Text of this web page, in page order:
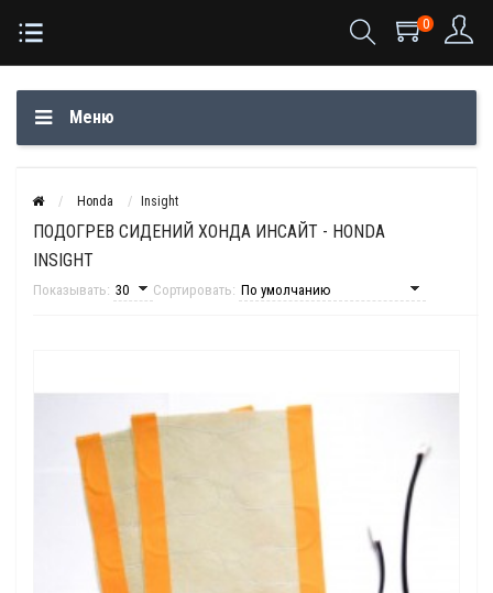
0
Меню
Honda Insight
ПОДОГРЕВ СИДЕНИЙ ХОНДА ИНСАЙТ - HONDA
INSIGHT
Показывать: Сортировать: